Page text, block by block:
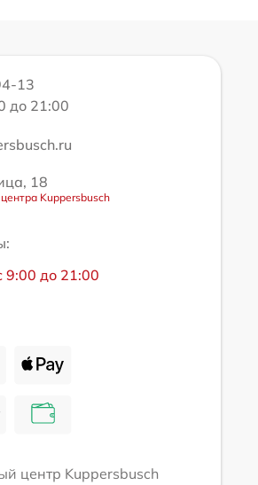
13
до 21:00
18
Kuppersbusch
9:00 до 21:00
центр Kuppersbusch